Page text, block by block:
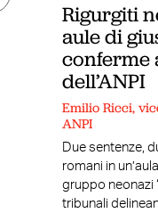
Rigurgiti
aule di
conferme
dell’ANPI
Emilio Ricci,
ANPI
Due sentenze,
romani in
gruppo neonazi
tribunali